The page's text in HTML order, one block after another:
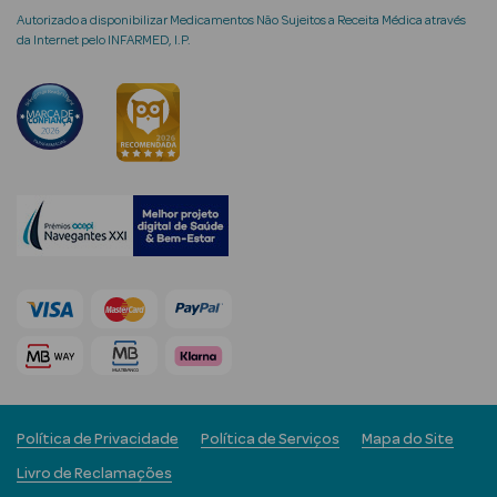
Ver Tudo
Coffrets
Coffrets de
Coffrets de
Autorizado a disponibilizar Medicamentos Não Sujeitos a Receita Médica através
da Internet pelo INFARMED, I.P.
Política de Privacidade Política de Serviços Mapa do Site
Livro de Reclamações